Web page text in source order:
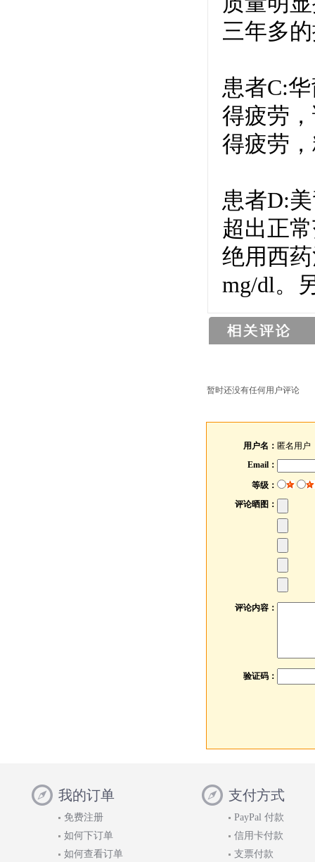
三年多
患者C:
得疲劳
得疲劳
患者D:
超出正
绝用西
mg/dl。
暂时还没有任何用户评论
用户名： 匿名用户
Email：
等级：
评论晒图：
评论内容：
验证码：
我的订单
免费注册
如何下订单
如何查看订单
支付方式
PayPal 付款
信用卡付款
支票付款